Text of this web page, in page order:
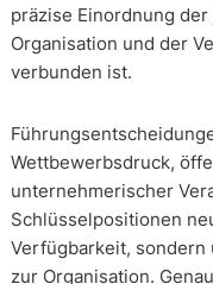
präzise Einordnung
Organisation und der
verbunden ist.
Wettbewerbsdruck,
unternehmerischer
Schlüsselpositionen
Verfügbarkeit, sondern
zur Organisation.